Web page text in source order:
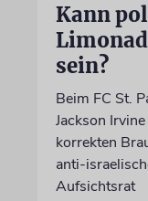
Kann
sein?
Beim FC St.
Jackson
korrekten
anti-
Aufsichtsrat